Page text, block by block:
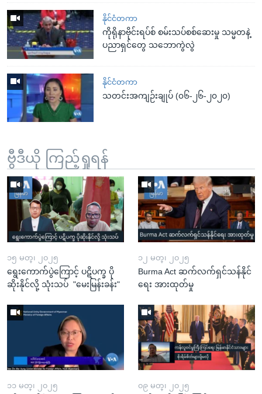
နိုင်ငံတကာ
ကိုရိုနာဗိုင်းရပ်စ် စမ်းသပ်စစ်ဆေးမှု သမ္မတနဲ့
ပညာရှင်တွေ သဘောကွဲလွဲ
နိုင်ငံတကာ
သတင်းအကျဉ်းချုပ် (၀၆-၂၆-၂၀၂၀)
ဗွီဒီယို ကြည့်ရှုရန်
၁၅ မတ္၊ ၂၀၂၅
ရွေးကောက်ပွဲကြောင့် ပဋိပက္ခ ပို
ဆိုးနိုင်လို့ သုံးသပ် "မေးမြန်းခန်း"
၁၂ မတ္၊ ၂၀၂၅
Burma Act ဆက်လက်ရှင်သန်နိုင်
ရေး အားထုတ်မှု
၁၁ မတ္၊ ၂၀၂၅ ၀၉ မတ္၊ ၂၀၂၅